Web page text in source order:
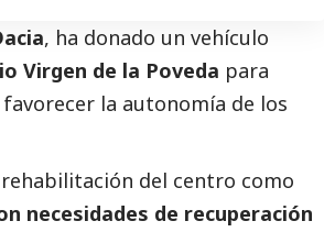
, ha donado un vehículo
Virgen de la Poveda para
la autonomía de los
del centro como
necesidades de recuperación